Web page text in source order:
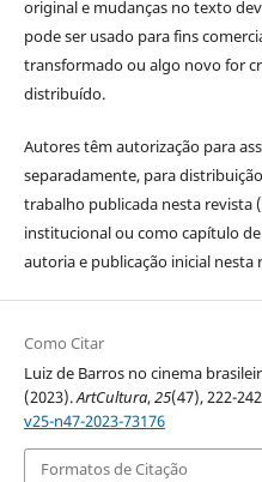
original e mudanças no texto
pode ser usado para fins
transformado ou algo novo for
distribuído.
Autores têm autorização para
separadamente, para
trabalho publicada nesta revista
institucional ou como capítulo
autoria e publicação inicial nesta
Como Citar
Luiz de Barros no cinema
(2023).ArtCultura,25(47), 222-
v25-n47-2023-73176
Formatos de Citação